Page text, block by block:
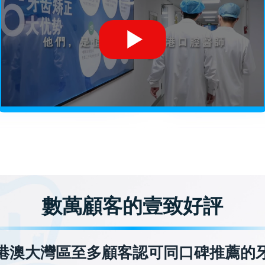
數萬顧客的壹致好評
澳大灣區至多顧客認可同口碑推薦的